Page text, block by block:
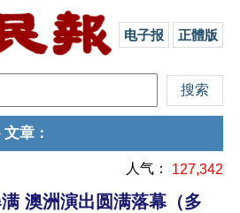
电子报 正體版
文章 ：
人气： 127,342
澳洲演出圆满落幕（多